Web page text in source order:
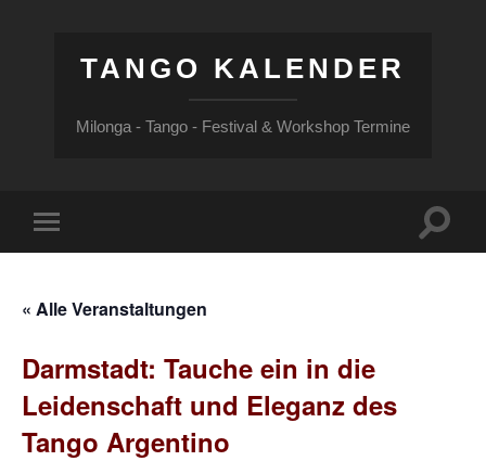
TANGO KALENDER
Milonga - Tango - Festival & Workshop Termine
Menü
« Alle Veranstaltungen
Darmstadt: Tauche ein in die
Leidenschaft und Eleganz des
Tango Argentino